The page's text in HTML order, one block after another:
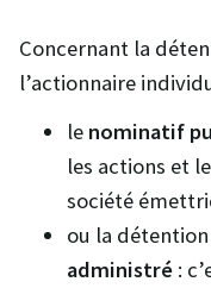
Concernant la
l’actionnaire
le nominatif
les actions et
société
ou la détention
administré :